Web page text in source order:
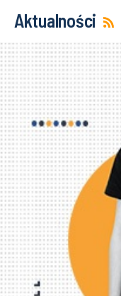
Aktualności